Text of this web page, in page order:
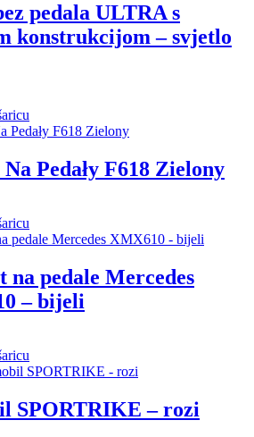
pedala ULTRA s
konstrukcijom – svjetlo
Pedały F618 Zielony
na pedale Mercedes
– bijeli
SPORTRIKE – rozi